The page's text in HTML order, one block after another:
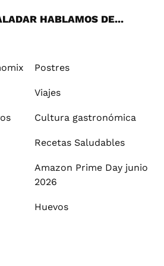
HABLAMOS DE...
Postres
Viajes
Cultura gastronómica
Recetas Saludables
Amazon Prime Day junio
2026
Huevos